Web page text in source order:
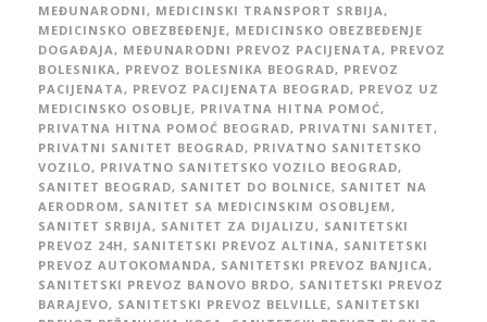
MEĐUNARODNI , MEDICINSKI TRANSPORT SRBIJA ,
MEDICINSKO OBEZBEĐENJE, MEDICINSKO OBEZBEĐENJE
DOGAĐAJA , MEĐUNARODNI PREVOZ PACIJENATA , PREVOZ
BOLESNIKA , PREVOZ BOLESNIKA BEOGRAD, PREVOZ
PACIJENATA , PREVOZ PACIJENATA BEOGRAD, PREVOZ UZ
MEDICINSKO OSOBLJE, PRIVATNA HITNA POMOĆ,
PRIVATNA HITNA POMOĆ BEOGRAD, PRIVATNI SANITET ,
PRIVATNI SANITET BEOGRAD, PRIVATNO SANITETSKO
VOZILO, PRIVATNO SANITETSKO VOZILO BEOGRAD,
SANITET BEOGRAD, SANITET DO BOLNICE, SANITET NA
AERODROM , SANITET SA MEDICINSKIM OSOBLJEM ,
SANITET SRBIJA , SANITET ZA DIJALIZU , SANITETSKI
PREVOZ 24H , SANITETSKI PREVOZ ALTINA , SANITETSKI
PREVOZ AUTOKOMANDA , SANITETSKI PREVOZ BANJICA ,
SANITETSKI PREVOZ BANOVO BRDO, SANITETSKI PREVOZ
BARAJEVO, SANITETSKI PREVOZ BELVILLE, SANITETSKI